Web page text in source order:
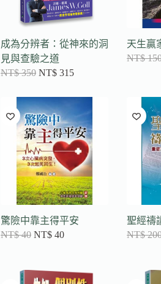
成為分辨者：從神來的洞
見與查驗之道
NT$350 NT$315
天生贏
NT$
驚險中靠主得平安
NT$40 NT$40
聖經禱
NT$